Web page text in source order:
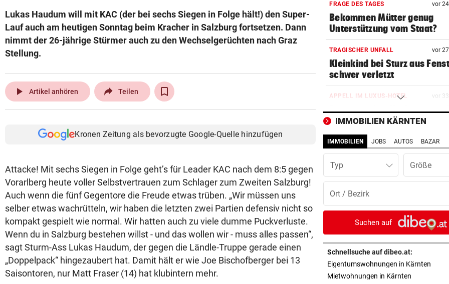
Lukas Haudum will mit KAC (der bei sechs Siegen in Folge hält!) den Super-
Lauf auch am heutigen Sonntag beim Kracher in Salzburg fortsetzen. Dann
nimmt der 26-jährige Stürmer auch zu den Wechselgerüchten nach Graz
Stellung.
play_arrow Artikel anhören Teilen
Kronen Zeitung als bevorzugte Google-Quelle hinzufügen
Attacke! Mit sechs Siegen in Folge geht’s für Leader KAC nach dem 8:5 gegen
Vorarlberg heute voller Selbstvertrauen zum Schlager zum Zweiten Salzburg!
Auch wenn die fünf Gegentore die Freude etwas trüben. „Wir müssen uns
selber etwas wachrütteln, wir haben die letzten zwei Partien defensiv nicht so
kompakt gespielt wie normal. Wir hatten auch zu viele dumme Puckverluste.
Wenn du in Salzburg bestehen willst - und das wollen wir - muss alles passen“,
sagt Sturm-Ass Lukas Haudum, der gegen die Ländle-Truppe gerade einen
„Doppelpack“ hingezaubert hat. Damit hält er wie Joe Bischofberger bei 13
Saisontoren, nur Matt Fraser (14) hat klubintern mehr.
FRAGE DES TAGES vor
Bekommen Mütter genug
Unterstützung vom Staat?
TRAGISCHER UNFALL vor
Kleinkind bei Sturz aus
schwer verletzt
APPELL IM LUXUS-HOTEL vor
Bayern mahnt Konkurrenz:
kann es nicht sein!“
HARTWIG IN ST. PÖLTEN vor 34
Filmreife Rückkehr des
„Weltmeister-Sprosses“
vor
Schlüssel zum Erfolg
URSACHE GEKLÄRT vor
Zigarettenstummel Grund für
Brand in Wohnhaus
CHEF VON VERSICHERUNG:
IMMOBILIEN KÄRNTEN
IMMOBILIEN JOBS AUTOS BAZAR
Typ
Suchen auf
Schnellsuche auf dibeo.at:
Eigentumswohnungen in Kärnten
Mietwohnungen in Kärnten